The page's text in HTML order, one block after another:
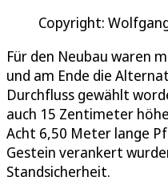
Copyright:
Für den Neubau waren
und am Ende die
Durchfluss gewählt
auch 15 Zentimeter
Acht 6,50 Meter lange
Gestein verankert
Standsicherheit.